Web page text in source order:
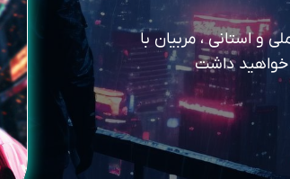
و استانی ، مربیان با
خواهید داشت